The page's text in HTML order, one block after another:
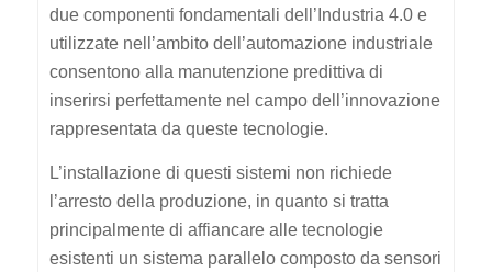
due componenti fondamentali dell’Industria 4.0 e
utilizzate nell’ambito dell’automazione industriale
consentono alla manutenzione predittiva di
inserirsi perfettamente nel campo dell’innovazione
rappresentata da queste tecnologie.
L’installazione di questi sistemi non richiede
l’arresto della produzione, in quanto si tratta
principalmente di affiancare alle tecnologie
esistenti un sistema parallelo composto da sensori